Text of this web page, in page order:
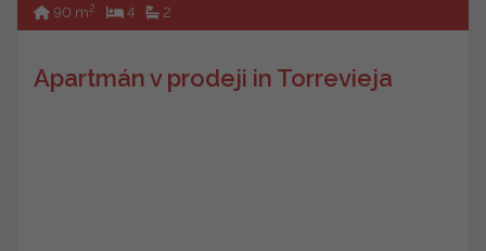
90 m2 4 2
Apartmán v prodeji in Torrevieja